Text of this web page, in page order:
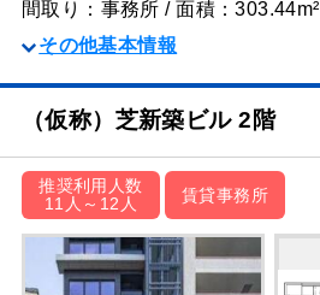
間取り：事務所 / 面積：303.44m²
その他基本情報
（仮称）芝新築ビル 2階
推奨利用人数
11人～12人
賃貸事務所